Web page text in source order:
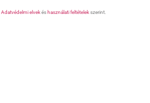
Adatvédelmi elvekés használati feltételekszerint.